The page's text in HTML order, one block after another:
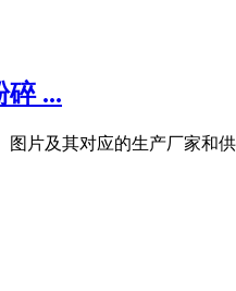
碎 ...
片及其对应的生产厂家和